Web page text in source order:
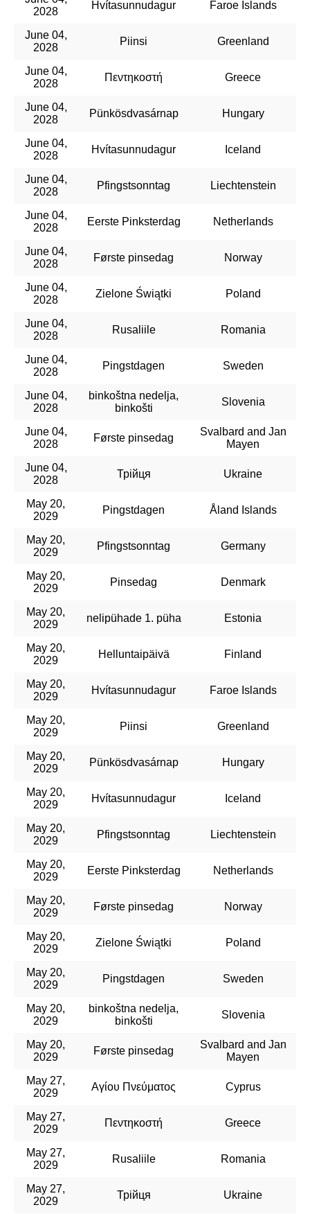
2028
Hvítasunnudagur Faroe Islands
June 04,
2028
Piinsi Greenland
June 04,
2028
Πεντηκοστή Greece
June 04,
2028
Pünkösdvasárnap Hungary
June 04,
2028
Hvítasunnudagur Iceland
June 04,
2028
Pfingstsonntag Liechtenstein
June 04,
2028
Eerste Pinksterdag Netherlands
June 04,
2028
Første pinsedag Norway
June 04,
2028
Zielone Świątki Poland
June 04,
2028
Rusaliile Romania
June 04,
2028
Pingstdagen Sweden
June 04,
2028
binkoštna nedelja,
binkošti
Slovenia
June 04,
2028
Første pinsedag
Svalbard and Jan
Mayen
June 04,
2028
Трійця Ukraine
May 20,
2029
Pingstdagen Åland Islands
May 20,
2029
Pfingstsonntag Germany
May 20,
2029
Pinsedag Denmark
May 20,
2029
nelipühade 1. püha Estonia
May 20,
2029
Helluntaipäivä Finland
May 20,
2029
Hvítasunnudagur Faroe Islands
May 20,
2029
Piinsi Greenland
May 20,
2029
Pünkösdvasárnap Hungary
May 20,
2029
Hvítasunnudagur Iceland
May 20,
2029
Pfingstsonntag Liechtenstein
May 20,
2029
Eerste Pinksterdag Netherlands
May 20,
2029
Første pinsedag Norway
May 20,
2029
Zielone Świątki Poland
May 20,
2029
Pingstdagen Sweden
May 20,
2029
binkoštna nedelja,
binkošti
Slovenia
May 20,
2029
Første pinsedag
Svalbard and Jan
Mayen
May 27,
2029
Αγίου Πνεύματος Cyprus
May 27,
2029
Πεντηκοστή Greece
May 27,
2029
Rusaliile Romania
May 27,
2029
Трійця Ukraine